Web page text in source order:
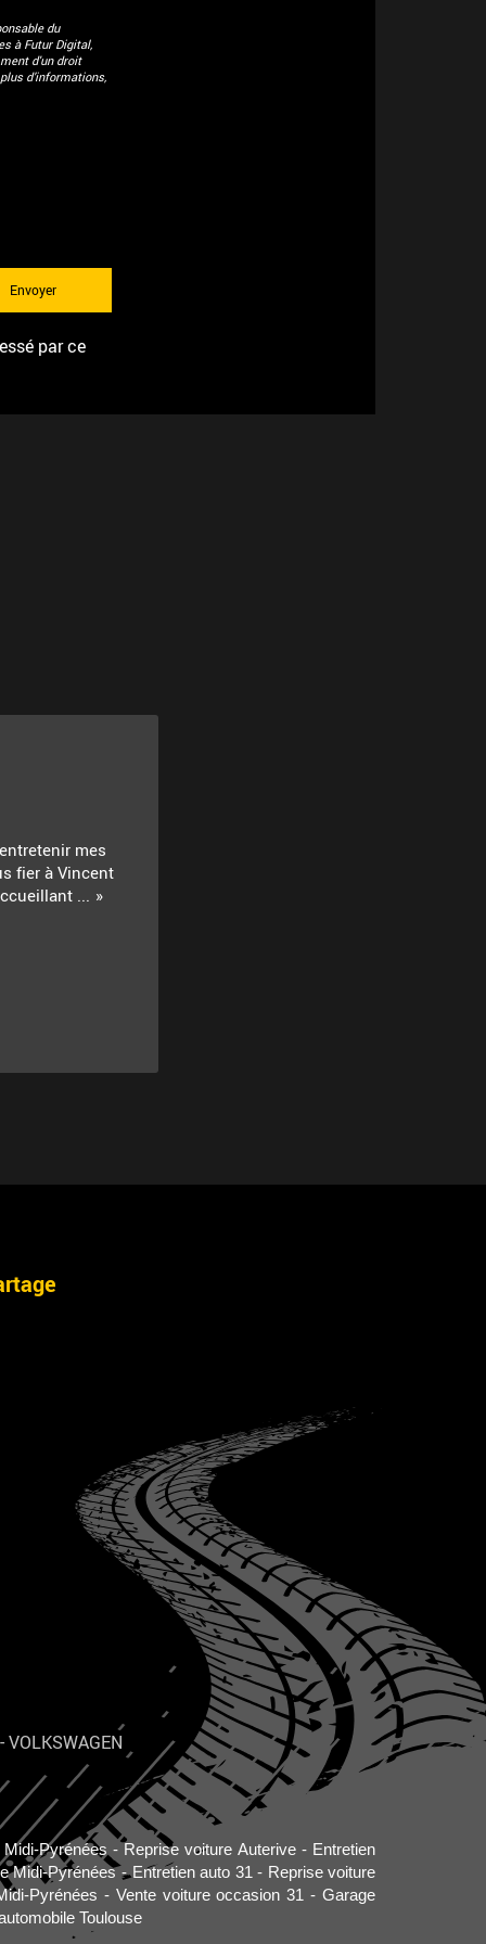
du
à Futur Digital,
d'un droit
d’informations,
par ce
mes
fier à Vincent
...
VOLKSWAGEN
Pyrénées Reprise voiture Auterive
Entretien
Midi-Pyrénées
Entretien auto 31
Reprise voiture
Pyrénées
Vente voiture occasion 31
Garage
Toulouse